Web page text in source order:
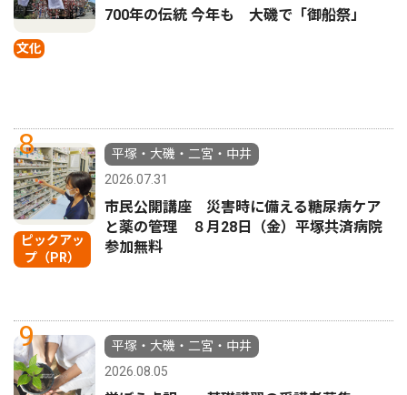
文化
700年の伝統 今年も 大磯で「御船祭」
8
ピックアッ
プ（PR）
平塚・大磯・二宮・中井
2026.07.31
市民公開講座 災害時に備える糖尿病ケア
と薬の管理 ８月28日（金）平塚共済病院
参加無料
9
平塚・大磯・二宮・中井
2026.08.05